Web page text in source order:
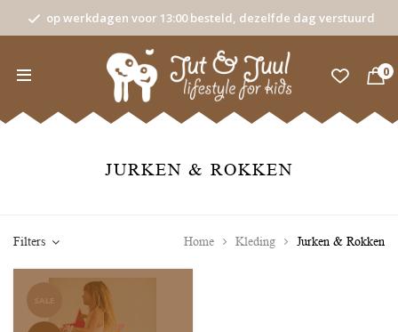
op werkdagen voor 13:00 besteld, dezelfde dag verstuurd
0
JURKEN & ROKKEN
Filters Home Kleding Jurken & Rokken
SALE